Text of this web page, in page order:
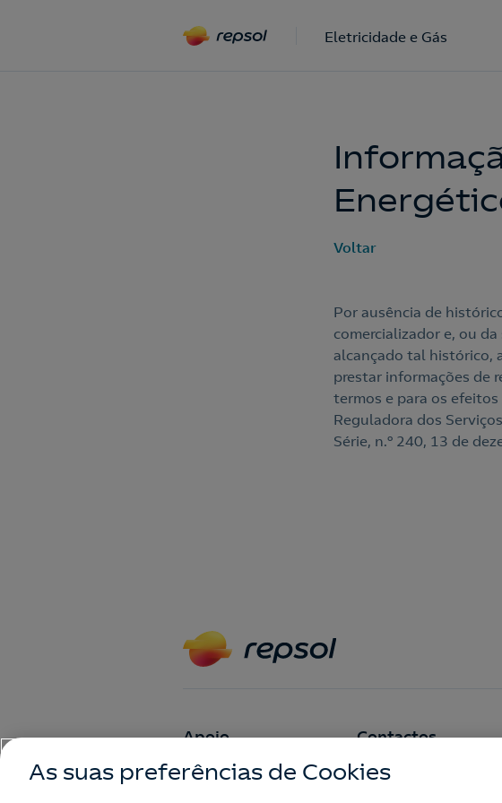
Eletricidade e Gás
Voltar
Por ausência de
comercializador e, ou
alcançado tal histórico,
prestar informações de
termos e para os
Reguladora dos
Série, n.º 240, 13 de
Apoio
Perguntas frequentes
Contactos
Contactos
As suas preferências de Cookies